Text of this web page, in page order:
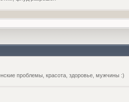
проблемы, красота, здоровье, мужчины :)